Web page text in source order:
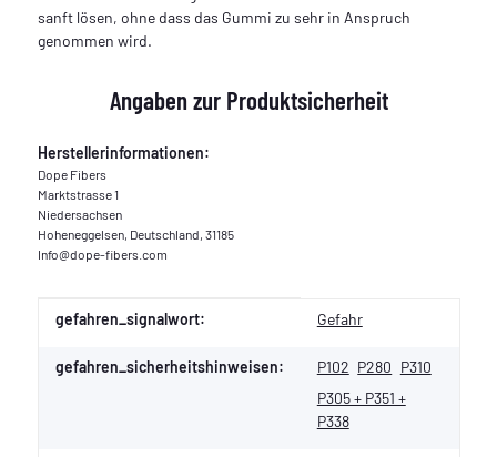
sanft lösen, ohne dass das Gummi zu sehr in Anspruch
genommen wird.
Angaben zur Produktsicherheit
Herstellerinformationen:
Dope Fibers
Marktstrasse 1
Niedersachsen
Hoheneggelsen, Deutschland, 31185
Info@dope-fibers.com
Produkteigenschaft
Wert
gefahren_signalwort: Gefahr
gefahren_sicherheitshinweisen: P102 P280 P310
P305 + P351 +
P338